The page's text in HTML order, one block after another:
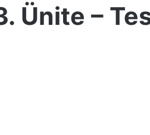
Ünite –